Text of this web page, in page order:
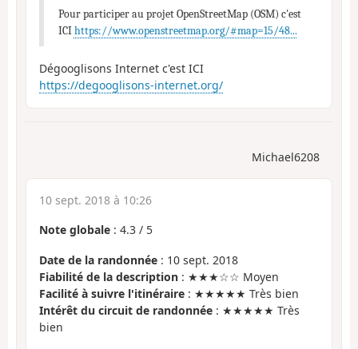
Pour participer au projet OpenStreetMap (OSM) c'est
ICIhttps://www.openstreetmap.org/#map=15/48...
Dégooglisons Internet c'est ICI
https://degooglisons-internet.org/
Michael6208
10 sept. 2018 à 10:26
Note globale : 4.3 / 5
Date de la randonnée : 10 sept. 2018
Fiabilité de la description : ★★★☆☆ Moyen
Facilité à suivre l'itinéraire : ★★★★★ Très bien
Intérêt du circuit de randonnée : ★★★★★ Très
bien